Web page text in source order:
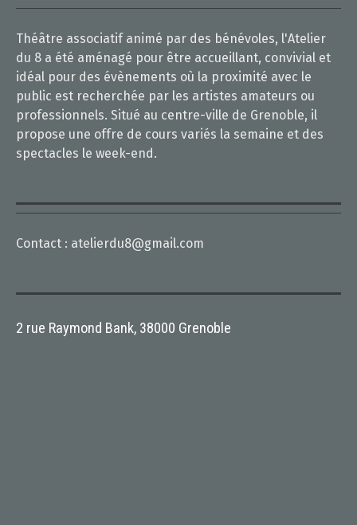
Théâtre associatif animé par des bénévoles, l'Atelier
du 8 a été aménagé pour être accueillant, convivial et
idéal pour des évènements où la proximité avec le
public est recherchée par les artistes amateurs ou
professionnels. Situé au centre-ville de Grenoble, il
propose une offre de cours variés la semaine et des
spectacles le week-end.
Contact : atelierdu8@gmail.com
2 rue Raymond Bank, 38000 Grenoble